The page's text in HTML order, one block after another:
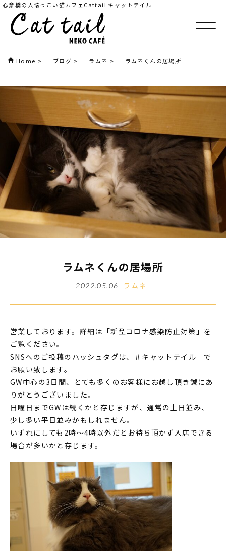
心斎橋の人懐っこい猫カフェCattail キャットテイル
Home > ブログ > ラムネ > ラムネくんの居場所
ラムネくんの居場所
2022.05.06 ラムネ
営業しております。詳細は「新型コロナ感染防止対策」を
ご覧ください。
SNSへのご投稿のハッシュタグは、＃キャットテイル で
お願い致します。
GW中心の3日間、とても多くのお客様にお越し頂き誠にあ
りがとうございました。
日曜日までGWは続くかと存じますが、通常の土日並み、
少し多い平日並みかもしれません。
いずれにしても2時～4時以外だとお待ち頂かず入店できる
場合が多いかと存じます。